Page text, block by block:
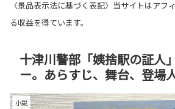
〈景品表示法に基づく表記〉当サイトはアフ
る収益を得ています。
十津川警部「姨捨駅の証人
ー。あらすじ、舞台、登場
小説